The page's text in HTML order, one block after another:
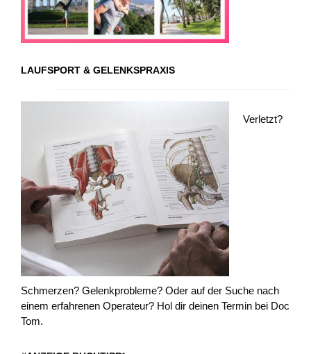
LAUFSPORT & GELENKSPRAXIS
Verletzt?
Schmerzen? Gelenkprobleme? Oder auf der Suche nach
einem erfahrenen Operateur? Hol dir deinen Termin bei Doc
Tom.